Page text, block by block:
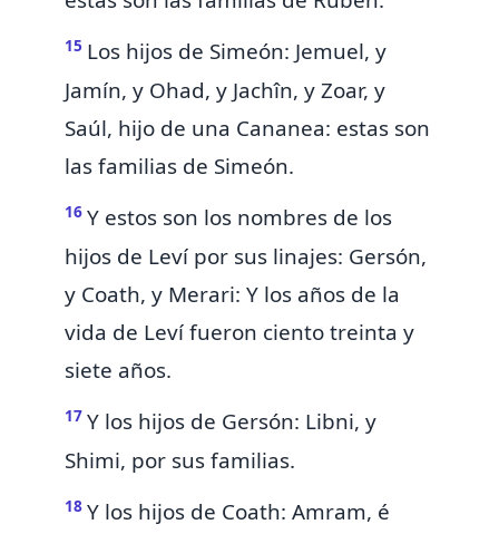
15 Los hijos de Simeón: Jemuel, y
Jamín, y Ohad, y Jachîn, y Zoar, y
Saúl, hijo de una Cananea: estas son
las familias de Simeón.
16 Y estos son los nombres de los
hijos de Leví por sus linajes: Gersón,
y Coath, y Merari: Y los años de la
vida de Leví fueron ciento treinta y
siete años.
17 Y los hijos de Gersón: Libni, y
Shimi, por sus familias.
18 Y los hijos de Coath: Amram, é